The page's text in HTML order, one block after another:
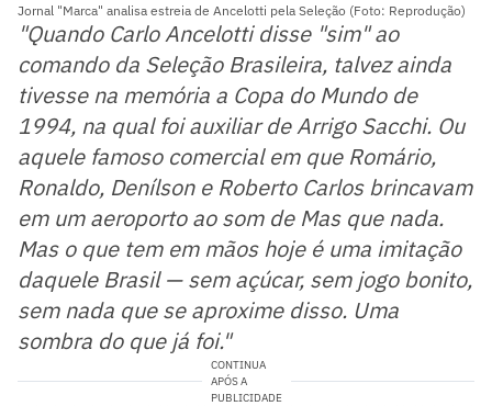
Jornal "Marca" analisa estreia de Ancelotti pela Seleção (Foto: Reprodução)
"Quando Carlo Ancelotti disse "sim" ao
comando da Seleção Brasileira, talvez ainda
tivesse na memória a Copa do Mundo de
1994, na qual foi auxiliar de Arrigo Sacchi. Ou
aquele famoso comercial em que Romário,
Ronaldo, Denílson e Roberto Carlos brincavam
em um aeroporto ao som de Mas que nada.
Mas o que tem em mãos hoje é uma imitação
daquele Brasil — sem açúcar, sem jogo bonito,
sem nada que se aproxime disso. Uma
sombra do que já foi."
CONTINUA
APÓS A
PUBLICIDADE